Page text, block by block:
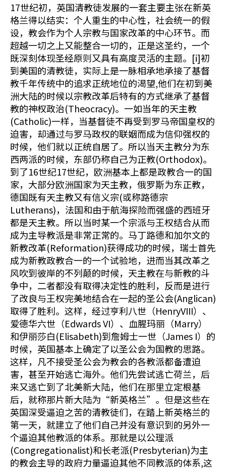
17世纪初，英国清教徒发展的一套主要主张在新英
格兰得以结实：个人重生的中心性，社会统一的假
设，教会作为个人宗教与国家改革的中心环节。而
超越一切之上又能整合一切的，正是这圣约，一个
既深刻体现圣经原则又具有高度灵活的主题。[i]初
到美国的清教徒，实际上是一脉相承地承接了基督
教千年传统中的追求正统地位的渴望,他们在初到美
洲大陆的时候以宗教改革后特有的方式继承了基督
教的神权政治(Theocracy)。一如当年的天主教
(Catholic)一样，当基督徒不再受到罗马帝国皇权的
迫害，却通过与罗马政权的联姻而成为信仰强权的
时候，他们就以正统自居了。所以当天主教分为东
西两派的时候，东部仍称自己为正教(Orthodox)。
到了16世纪17世纪，欧洲基本上都是政教合一的国
家，大部分欧洲国家为天主教，俄罗斯为东正教，
德国既有天主教又有信义宗(或称路德宗
Lutherans)，法国和由于航海探险而强盛的西班牙
都是天主教。所以当时某一个宗派与王权结合从而
成为主导教派是非常正常的。马丁路德和加尔文的
新教改革(Reformation)获得成功的时候，瑞士首先
成为新教政教合一的一个试验地，进而当其改革之
风吹到彼岸的不列颠的时候，天主教在与新教的斗
争中，二者都没有取得决定性的胜利，反而是进行
了改良与王权完美地结合在一起的圣公会(Anglican)
取得了胜利。这样，经过亨利八世（HenryVIII）、
爱德华六世（Edwards VI）、血腥玛丽（Marry）
和伊丽莎白(Elisabeth)到詹姆士一世（James I）的
时候，英国基本上确定了以圣公会为国教的思路。
这样，凡不接受圣公会为教会的各教派都备遭迫
害，甚至开始逃亡海外。他们先尝试逃亡荷兰，后
来又逃亡到了北美新大陆，他们在那里立定根基
后，就称那片新大陆为“新英格兰”。但是这些在
英国深受逼迫之苦的清教徒们，在踏上新英格兰的
第一天，就建立了他们自己并没有意识到的另外一
个逼迫其他教派的体系。那就是以公理派
(Congregationalist)和长老派(Presbyterian)为主
的教会主导的政府力量逼迫其他不同教派的体系,这